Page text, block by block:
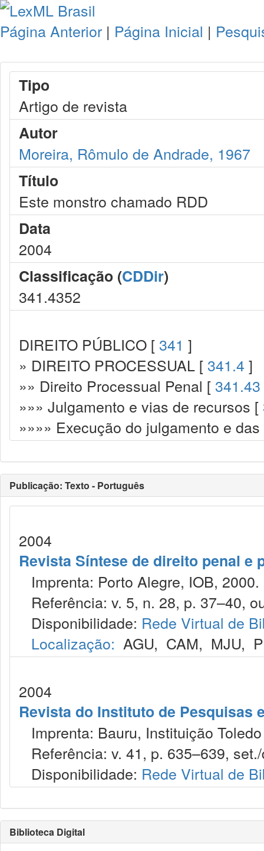
Página Anterior | Página Inicial |
Tipo
Artigo de revista
Autor
Moreira, Rômulo de Andrade, 1967
Título
Este monstro chamado RDD
Data
2004
Classificação (CDDir)
341.4352
DIREITO PÚBLICO [ 341 ]
» DIREITO PROCESSUAL [ 341.4 ]
»» Direito Processual Penal [ 341.43
»»» Julgamento e vias de recursos [
»»»» Execução do julgamento e
Publicação: Texto - Português
2004
Revista Síntese de direito penal e
Imprenta: Porto Alegre, IOB, 2000.
Referência: v. 5, n. 28, p. 37–40,
Disponibilidade: Rede Virtual de
Localização: AGU, CAM, MJU,
2004
Revista do Instituto de Pesquisas
Imprenta: Bauru, Instituição
Referência: v. 41, p. 635–639,
Disponibilidade: Rede Virtual de
Biblioteca Digital